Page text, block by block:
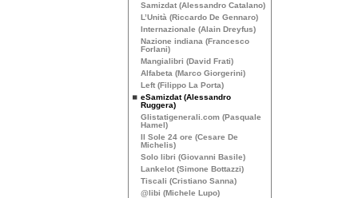
Samizdat (Alessandro Catalano)
L’Unità (Riccardo De Gennaro)
Internazionale (Alain Dreyfus)
Nazione indiana (Francesco
Forlani)
Mangialibri (David Frati)
Alfabeta (Marco Giorgerini)
Left (Filippo La Porta)
eSamizdat (Alessandro
Ruggera)
Glistatigenerali.com (Pasquale
Hamel)
Il Sole 24 ore (Cesare De
Michelis)
Solo libri (Giovanni Basile)
Lankelot (Simone Bottazzi)
Tiscali (Cristiano Sanna)
@libi (Michele Lupo)